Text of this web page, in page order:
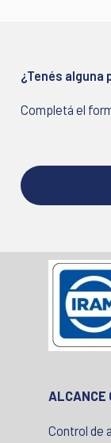
¿Tenés alguna
Completá el
ALCANCE
Control de